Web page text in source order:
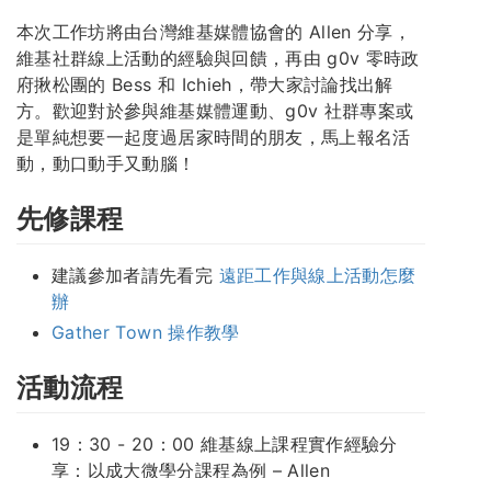
本次工作坊將由台灣維基媒體協會的 Allen 分享，
維基社群線上活動的經驗與回饋，再由 g0v 零時政
府揪松團的 Bess 和 Ichieh，帶大家討論找出解
方。歡迎對於參與維基媒體運動、g0v 社群專案或
是單純想要一起度過居家時間的朋友，馬上報名活
動，動口動手又動腦！
先修課程
建議參加者請先看完 遠距工作與線上活動怎麼
辦
Gather Town 操作教學
活動流程
19：30 - 20：00 維基線上課程實作經驗分
享：以成大微學分課程為例 – Allen